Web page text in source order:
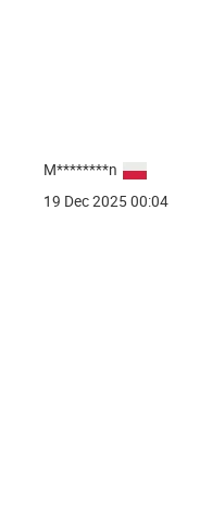
M********n
19 Dec 2025 00:04